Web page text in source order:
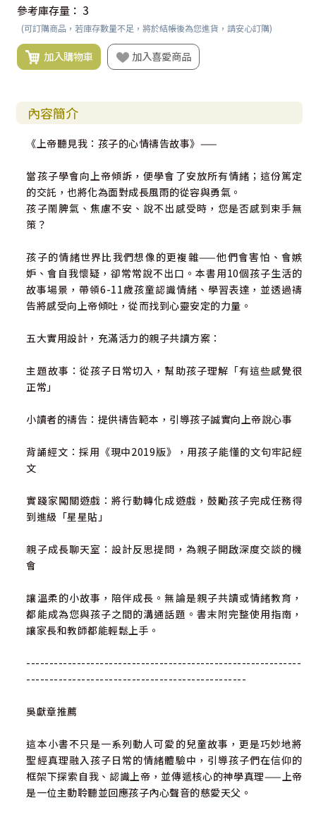
參考庫存量： 3
(可訂購商品，若庫存數量不足，將於結帳後為您進貨，請安心訂購)
加入購物車 加入喜愛商品
內容簡介
《上帝聽見我：孩子的心情禱告故事》——
當孩子學會向上帝傾訴，便學會了安放所有情緒；這份篤定
的交託，也將化為面對成長風雨的從容與勇氣。
孩子鬧脾氣、焦慮不安、說不出感受時，您是否感到束手無
策？
孩子的情緒世界比我們想像的更複雜——他們會害怕、會嫉
妒、會自我懷疑，卻常常說不出口。本書用10個孩子生活的
故事場景，帶領6-11歲孩童認識情緒、學習表達，並透過禱
告將感受向上帝傾吐，從而找到心靈安定的力量。
五大實用設計，充滿活力的親子共讀方案：
主題故事：從孩子日常切入，幫助孩子理解「有這些感覺很
正常」
小讀者的禱告：提供禱告範本，引導孩子誠實向上帝說心事
背誦經文：採用《現中2019版》，用孩子能懂的文句牢記經
文
實踐家闖關遊戲：將行動轉化成遊戲，鼓勵孩子完成任務得
到進級「星星貼」
親子成長聊天室：設計反思提問，為親子開啟深度交談的機
會
讓溫柔的小故事，陪伴成長。無論是親子共讀或情緒教育，
都能成為您與孩子之間的溝通話題。書末附完整使用指南，
讓家長和教師都能輕鬆上手。
------------------------------------------------------------
------------------------------------------------
吳獻章推薦
這本小書不只是一系列動人可愛的兒童故事，更是巧妙地將
聖經真理融入孩子日常的情緒體驗中，引導孩子們在信仰的
框架下探索自我、認識上帝，並傳遞核心的神學真理——上帝
是一位主動聆聽並回應孩子內心聲音的慈愛天父。